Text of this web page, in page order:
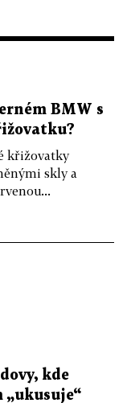
BMW s
křižovatky
skly a
kde
„ukusuje“